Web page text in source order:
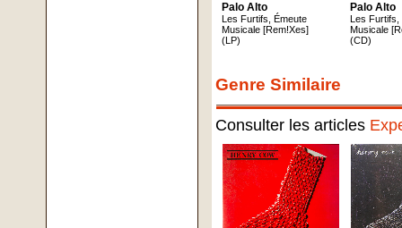
Palo Alto
Les Furtifs, Émeute
Musicale [Rem!Xes]
(LP)
Palo Alto
Les
Musicale
(CD)
Genre Similaire
Consulter les articles